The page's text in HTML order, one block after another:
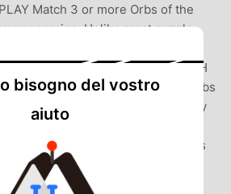
Match 3 or more Orbs of the
enemies. Unlike most puzzle
Orb as far as you want. Try to
as you can! -EPIC BATTLES WITH
MONSTERS Match the mystical Orbs
attack. String together as many
unleash a devastating attack! -
Collect tons of unique Monsters
possible team. You can use 1
Monsters as you explore
bisogno del vostro
aiuto